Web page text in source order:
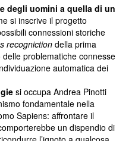
degli uomini a quella di un
si inscrive il progetto
connessioni storiche
recogniction della prima
problematiche connesse
automatica dei
si occupa Andrea Pinotti
fondamentale nella
Sapiens: affrontare il
un dispendio di